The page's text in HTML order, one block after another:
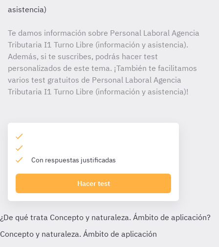
asistencia)
Te damos información sobre Personal Laboral Agencia
Tributaria I1 Turno Libre (información y asistencia).
Además, si te suscribes, podrás hacer test
personalizados de este tema. ¡También te facilitamos
varios test gratuitos de Personal Laboral Agencia
Tributaria I1 Turno Libre (información y asistencia)!
Con respuestas justificadas
Hacer test